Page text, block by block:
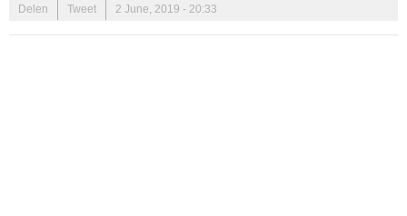
Delen Tweet 2 June, 2019 - 20:33